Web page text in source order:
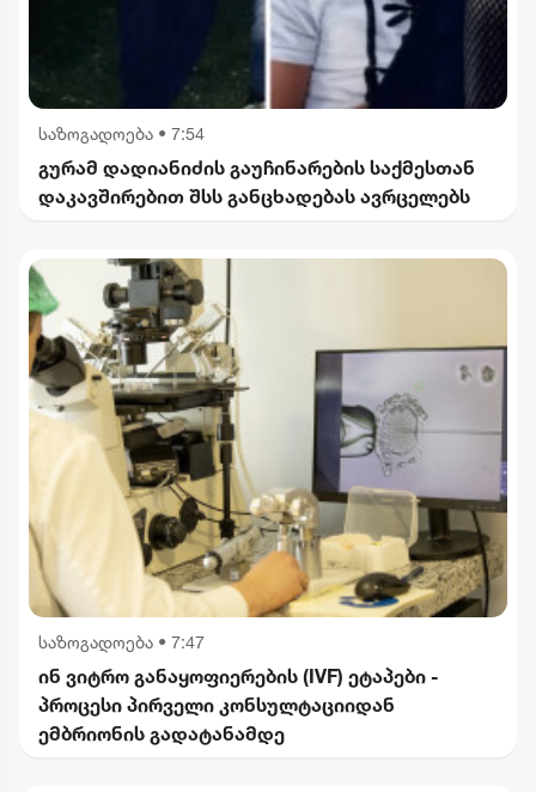
საზოგადოება • 7:54
გურამ დადიანიძის გაუჩინარების საქმესთან
დაკავშირებით შსს განცხადებას ავრცელებს
საზოგადოება • 7:47
ინ ვიტრო განაყოფიერების (IVF) ეტაპები -
პროცესი პირველი კონსულტაციიდან
ემბრიონის გადატანამდე